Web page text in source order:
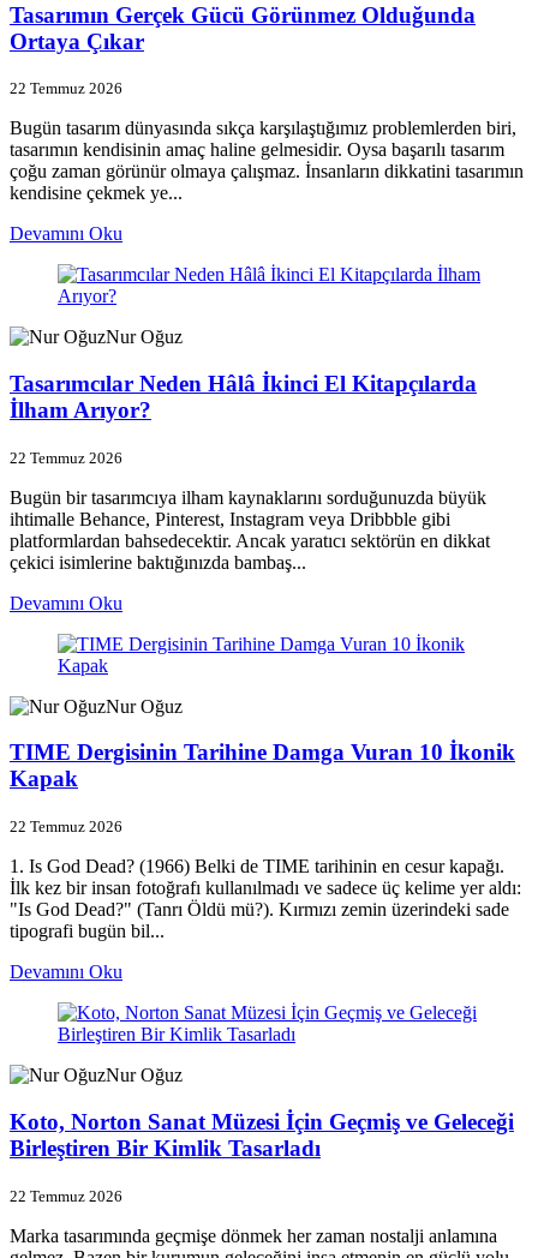
Tasarımın Gerçek Gücü Görünmez Olduğunda
Ortaya Çıkar
22 Temmuz 2026
Bugün tasarım dünyasında sıkça karşılaştığımız problemlerden biri,
tasarımın kendisinin amaç haline gelmesidir. Oysa başarılı tasarım
çoğu zaman görünür olmaya çalışmaz. İnsanların dikkatini tasarımın
kendisine çekmek ye...
Devamını Oku
Nur Oğuz
Tasarımcılar Neden Hâlâ İkinci El Kitapçılarda
İlham Arıyor?
22 Temmuz 2026
Bugün bir tasarımcıya ilham kaynaklarını sorduğunuzda büyük
ihtimalle Behance, Pinterest, Instagram veya Dribbble gibi
platformlardan bahsedecektir. Ancak yaratıcı sektörün en dikkat
çekici isimlerine baktığınızda bambaş...
Devamını Oku
Nur Oğuz
TIME Dergisinin Tarihine Damga Vuran 10 İkonik
Kapak
22 Temmuz 2026
1. Is God Dead? (1966) Belki de TIME tarihinin en cesur kapağı.
İlk kez bir insan fotoğrafı kullanılmadı ve sadece üç kelime yer aldı:
"Is God Dead?" (Tanrı Öldü mü?). Kırmızı zemin üzerindeki sade
tipografi bugün bil...
Devamını Oku
Nur Oğuz
Koto, Norton Sanat Müzesi İçin Geçmiş ve Geleceği
Birleştiren Bir Kimlik Tasarladı
22 Temmuz 2026
Marka tasarımında geçmişe dönmek her zaman nostalji anlamına